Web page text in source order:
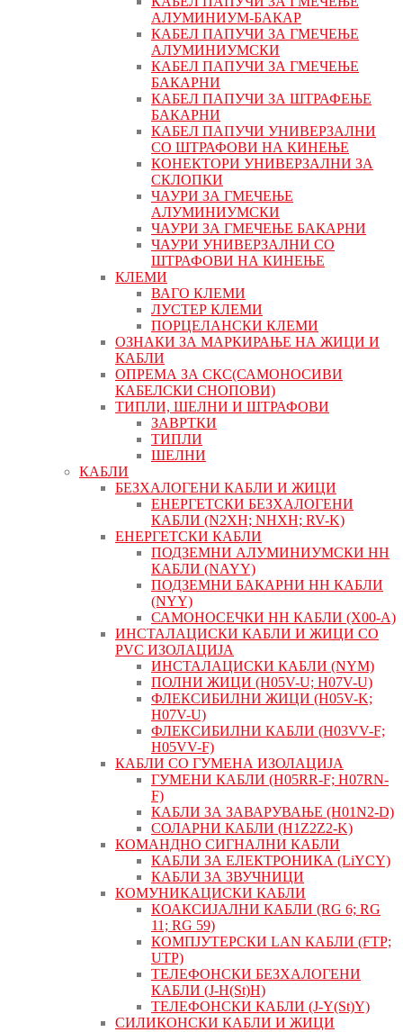
АЛУМИНИУМ-БАКАР
КАБЕЛ ПАПУЧИ ЗА ГМЕЧЕЊЕ
АЛУМИНИУМСКИ
КАБЕЛ ПАПУЧИ ЗА ГМЕЧЕЊЕ
БАКАРНИ
КАБЕЛ ПАПУЧИ ЗА ШТРАФЕЊЕ
БАКАРНИ
КАБЕЛ ПАПУЧИ УНИВЕРЗАЛНИ
СО ШТРАФОВИ НА КИНЕЊЕ
КОНЕКТОРИ УНИВЕРЗАЛНИ ЗА
СКЛОПКИ
ЧАУРИ ЗА ГМЕЧЕЊЕ
АЛУМИНИУМСКИ
ЧАУРИ ЗА ГМЕЧЕЊЕ БАКАРНИ
ЧАУРИ УНИВЕРЗАЛНИ СО
ШТРАФОВИ НА КИНЕЊЕ
КЛЕМИ
ВАГО КЛЕМИ
ЛУСТЕР КЛЕМИ
ПОРЦЕЛАНСКИ КЛЕМИ
ОЗНАКИ ЗА МАРКИРАЊЕ НА ЖИЦИ И
КАБЛИ
ОПРЕМА ЗА СКС(САМОНОСИВИ
КАБЕЛСКИ СНОПОВИ)
ТИПЛИ, ШЕЛНИ И ШТРАФОВИ
ЗАВРТКИ
ТИПЛИ
ШЕЛНИ
КАБЛИ
БЕЗХАЛОГЕНИ КАБЛИ И ЖИЦИ
ЕНЕРГЕТСКИ БЕЗХАЛОГЕНИ
КАБЛИ (N2XH; NHXH; RV-K)
ЕНЕРГЕТСКИ КАБЛИ
ПОДЗЕМНИ АЛУМИНИУМСКИ НН
КАБЛИ (NAYY)
ПОДЗЕМНИ БАКАРНИ НН КАБЛИ
(NYY)
САМОНОСЕЧКИ НН КАБЛИ (X00-A)
ИНСТАЛАЦИСКИ КАБЛИ И ЖИЦИ СО
PVC ИЗОЛАЦИЈА
ИНСТАЛАЦИСКИ КАБЛИ (NYM)
ПОЛНИ ЖИЦИ (H05V-U; H07V-U)
ФЛЕКСИБИЛНИ ЖИЦИ (H05V-K;
H07V-U)
ФЛЕКСИБИЛНИ КАБЛИ (H03VV-F;
H05VV-F)
КАБЛИ СО ГУМЕНА ИЗОЛАЦИЈА
ГУМЕНИ КАБЛИ (H05RR-F; H07RN-
F)
КАБЛИ ЗА ЗАВАРУВАЊЕ (H01N2-D)
СОЛАРНИ КАБЛИ (H1Z2Z2-K)
КОМАНДНО СИГНАЛНИ КАБЛИ
КАБЛИ ЗА ЕЛЕКТРОНИКА (LiYCY)
КАБЛИ ЗА ЗВУЧНИЦИ
КОМУНИКАЦИСКИ КАБЛИ
КОАКСИЈАЛНИ КАБЛИ (RG 6; RG
11; RG 59)
КОМПЈУТЕРСКИ LAN КАБЛИ (FTP;
UTP)
ТЕЛЕФОНСКИ БЕЗХАЛОГЕНИ
КАБЛИ (J-H(St)H)
ТЕЛЕФОНСКИ КАБЛИ (J-Y(St)Y)
СИЛИКОНСКИ КАБЛИ И ЖИЦИ